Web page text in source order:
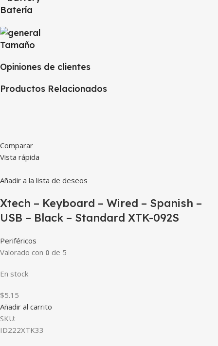
Batería
Tamaño
Opiniones de clientes
Productos Relacionados
Comparar
Vista rápida
Añadir a la lista de deseos
Xtech – Keyboard – Wired – Spanish –
USB – Black – Standard XTK-092S
Periféricos
Valorado con 0 de 5
En stock
$5.15
Añadir al carrito
SKU:
ID222XTK33